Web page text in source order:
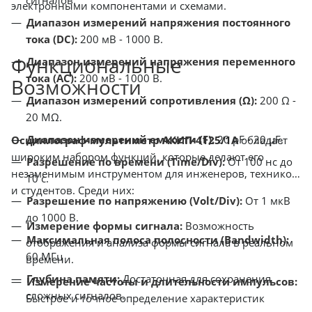
электронными компонентами и схемами.
Диапазон измерений напряжения постоянного
тока (DC): 200 мВ - 1000 В.
Диапазон измерений напряжения переменного
тока (AC): 200 мВ - 1000 В.
Диапазон измерений сопротивления (Ω): 200 Ω -
20 MΩ.
Диапазон измерений емкости (F):20 pF - 20 µF.
Разрешение по времени (Time/Div):От 100 нс до
10 с.
Разрешение по напряжению (Volt/Div): От 1 мкВ
до 1000 В.
Максимальная полоса полосности (Bandwidth):
60 МГц
Глубина памяти:Достаточная для сохранения
сложных сигналов.
Функциональные
Возможности
Осциллограф-мультиметр АКИП-4125/1Аобладает
широким набором функций, которые делают его
незаменимым инструментом для инженеров, техников
и студентов. Среди них:
Измерение формы сигнала: Возможность
отображения и анализа формы сигнала в реальном
времени.
Измерение частоты и длительности импульсов:
Быстрое и точное определение характеристик